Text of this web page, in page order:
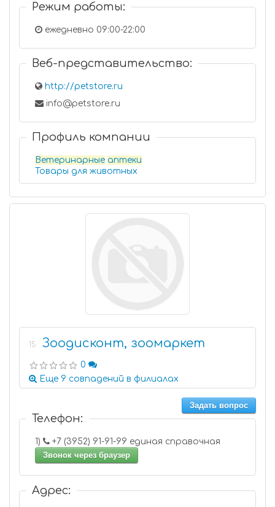
Режим работы:
ежедневно 09:00-22:00
Веб-представительство:
http://petstore.ru
info@petstore.ru
Профиль компании
Ветеринарные аптеки
Товары для животных
15 Зоодисконт, зоомаркет
0
Еще 9 совпадений в филиалах
Задать вопрос
Телефон:
1)
+7 (3952) 91-91-99 единая справочная
Звонок через браузер
Адрес: